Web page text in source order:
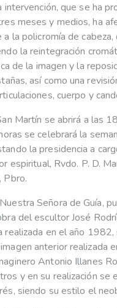
intervención, que se ha
meses y medios, ha
a la policromía de cabeza,
la reintegración
de la imagen y la
así como una
cuerpo y
Martín se abrirá a las
se celebrará la
la presidencia a
espiritual, Rvdo. P. D.
Pbro.
Señora de Guía,
del escultor José
realizada en el año 1982,
anterior realizada
Antonio Illanes
y en su realización se
siendo su estilo el